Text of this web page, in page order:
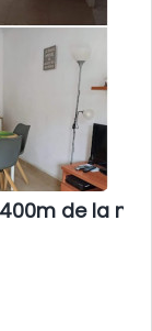
de la mer